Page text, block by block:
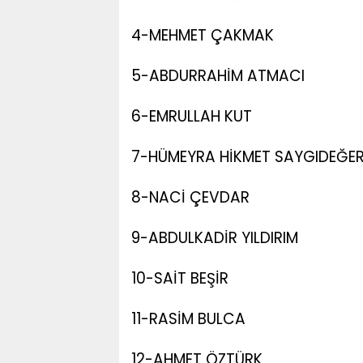
4-MEHMET ÇAKMAK
5-ABDURRAHİM ATMACI
6-EMRULLAH KUT
7-HÜMEYRA HİKMET
8-NACİ ÇEVDAR
9-ABDULKADİR YILDIRIM
10-SAİT BEŞİR
11-RASİM BULCA